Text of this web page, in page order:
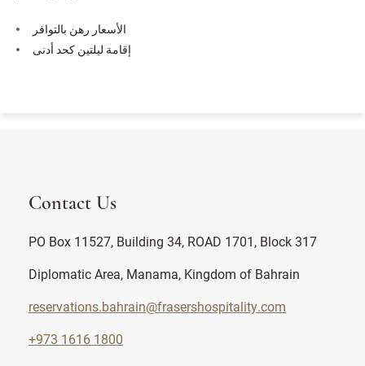
الأسعار رهن بالتوافر
إقامة ليلتين كحد أدنى
Contact Us
PO Box 11527, Building 34, ROAD 1701, Block 317
Diplomatic Area, Manama, Kingdom of Bahrain
reservations.bahrain@frasershospitality.com
+973 1616 1800